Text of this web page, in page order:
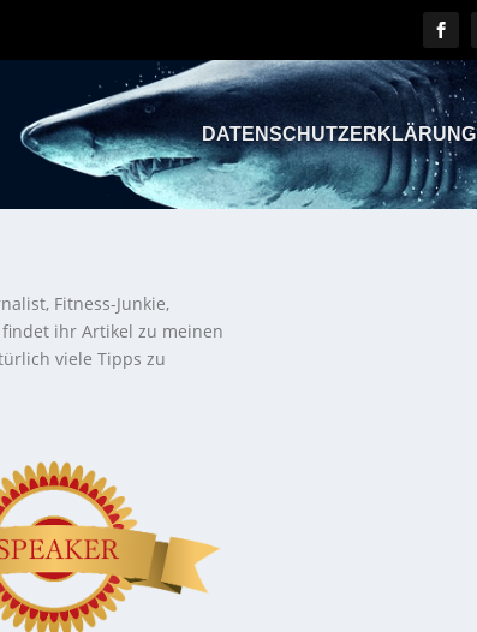
DATENSCHUTZERKLÄRUNG
Fitness-Junkie,
ihr Artikel zu meinen
viele Tipps zu